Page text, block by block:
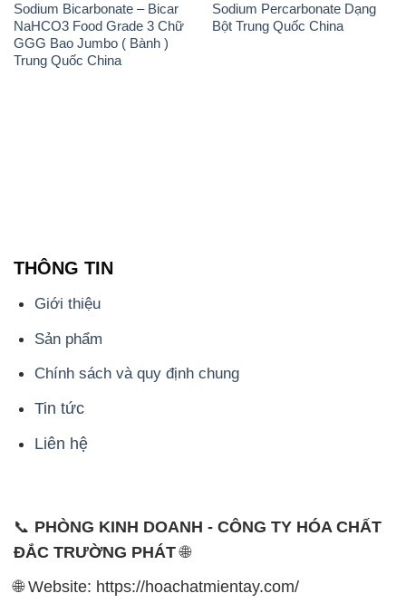
Sodium Bicarbonate – Bicar
NaHCO3 Food Grade 3 Chữ
GGG Bao Jumbo ( Bành )
Trung Quốc China
Sodium Percarbonate Dạng
Bột Trung Quốc China
THÔNG TIN
Giới thiệu
Sản phẩm
Chính sách và quy định chung
Tin tức
Liên hệ
📞 PHÒNG KINH DOANH - CÔNG TY HÓA CHẤT
ĐẮC TRƯỜNG PHÁT🌐
🌐 Website: https://hoachatmientay.com/